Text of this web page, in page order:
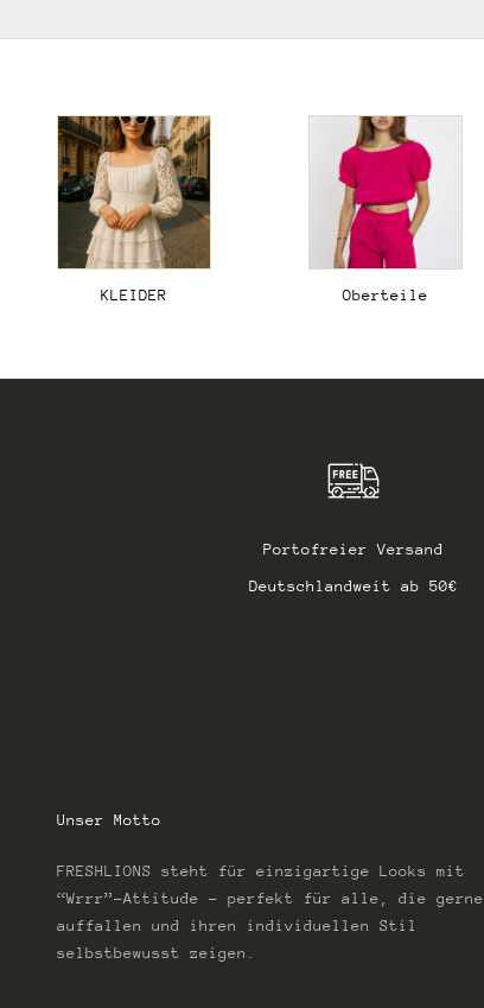
KLEIDER Oberteile
Portofreier Versand
Deutschlandweit ab 50€
Unser Motto
FRESHLIONS steht für einzigartige Looks mit
“Wrrr”-Attitude – perfekt für alle, die gerne
auffallen und ihren individuellen Stil
selbstbewusst zeigen.